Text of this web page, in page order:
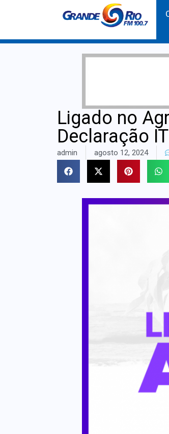
Ligado no
Declaração
admin agosto 12, 2024